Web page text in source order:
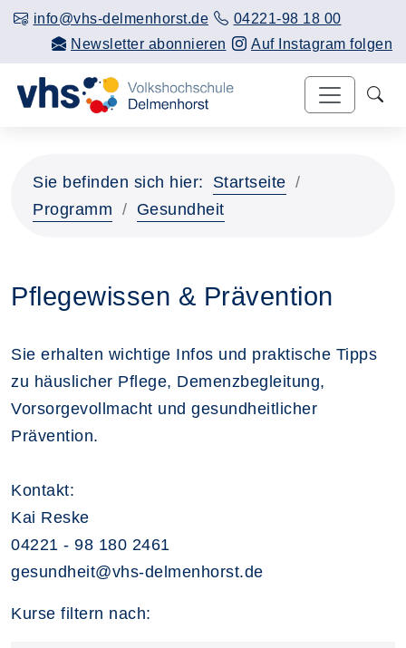
info@vhs-delmenhorst.de
04221-98 18 00
Newsletter abonnieren
Auf Instagram folgen
Sie befinden sich hier:
Startseite
Programm
Gesundheit
Pflegewissen & Prävention
Sie erhalten wichtige Infos und praktische Tipps
zu häuslicher Pflege, Demenzbegleitung,
Vorsorgevollmacht und gesundheitlicher
Prävention.
Kontakt:
Kai Reske
04221 - 98 180 2461
gesundheit@vhs-delmenhorst.de
Kurse filtern nach: